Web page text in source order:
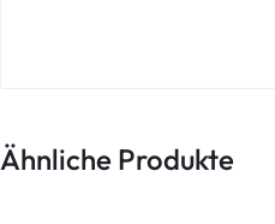
Ähnliche Produkte